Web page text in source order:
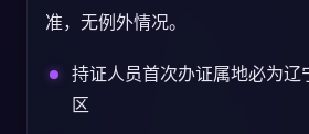
准，无例外情况。
持证人员首次办证属地必为辽
区